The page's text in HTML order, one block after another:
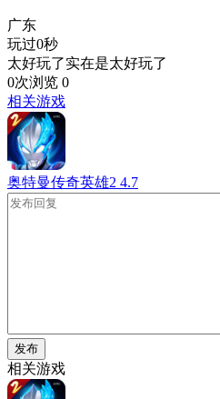
广东
玩过0秒
太好玩了实在是太好玩了
0次浏览 0
相关游戏
奥特曼传奇英雄2 4.7
发布
相关游戏